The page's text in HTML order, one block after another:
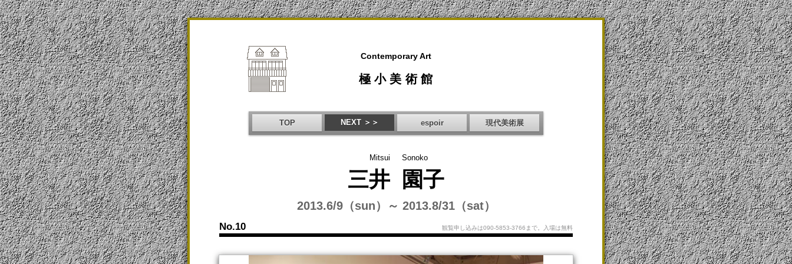
Contemporary Art
極小美術館
TOP NEXT ＞＞ espoir 現代美術展
Mitsui Sonoko
三井 園子
2013.6/9（sun）～ 2013.8/31（sat）
No.10 観覧申し込みは090-5853-3766まで。入場は無料